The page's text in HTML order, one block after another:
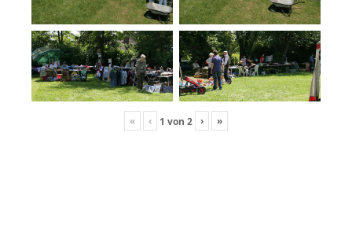
« ‹ 1 von 2 › »